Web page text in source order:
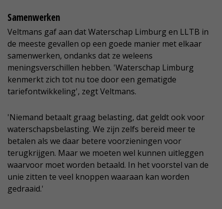
Samenwerken
Veltmans gaf aan dat Waterschap Limburg en LLTB in
de meeste gevallen op een goede manier met elkaar
samenwerken, ondanks dat ze weleens
meningsverschillen hebben. 'Waterschap Limburg
kenmerkt zich tot nu toe door een gematigde
tariefontwikkeling', zegt Veltmans.
'Niemand betaalt graag belasting, dat geldt ook voor
waterschapsbelasting. We zijn zelfs bereid meer te
betalen als we daar betere voorzieningen voor
terugkrijgen. Maar we moeten wel kunnen uitleggen
waarvoor moet worden betaald. In het voorstel van de
unie zitten te veel knoppen waaraan kan worden
gedraaid.'